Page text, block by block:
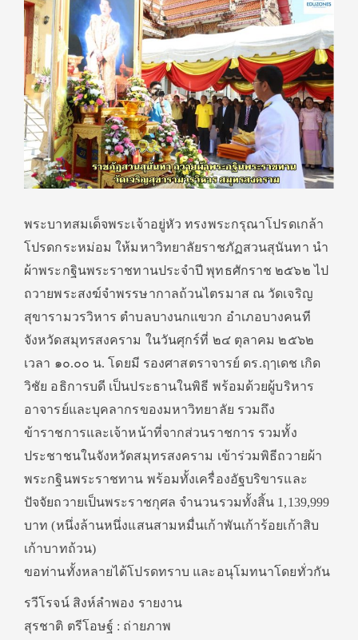
พระบาทสมเด็จพระเจ้าอยู่หัว ทรงพระกรุณาโปรดเกล้า
โปรดกระหม่อม ให้มหาวิทยาลัยราชภัฏสวนสุนันทา นำ
ผ้าพระกฐินพระราชทานประจำปี พุทธศักราช ๒๕๖๒ ไป
ถวายพระสงฆ์จำพรรษากาลถ้วนไตรมาส ณ วัดเจริญ
สุขารามวรวิหาร ตำบลบางนกแขวก อำเภอบางคนที
จังหวัดสมุทรสงคราม ในวันศุกร์ที่ ๒๔ ตุลาคม ๒๕๖๒
เวลา ๑๐.๐๐ น. โดยมี รองศาสตราจารย์ ดร.ฤๅเดช เกิด
วิชัย อธิการบดี เป็นประธานในพิธี พร้อมด้วยผู้บริหาร
อาจารย์และบุคลากรของมหาวิทยาลัย รวมถึง
ข้าราชการและเจ้าหน้าที่จากส่วนราชการ รวมทั้ง
ประชาชนในจังหวัดสมุทรสงคราม เข้าร่วมพิธีถวายผ้า
พระกฐินพระราชทาน พร้อมทั้งเครื่องอัฐบริขารและ
ปัจจัยถวายเป็นพระราชกุศล จำนวนรวมทั้งสิ้น 1,139,999
บาท (หนึ่งล้านหนึ่งแสนสามหมื่นเก้าพันเก้าร้อยเก้าสิบ
เก้าบาทถ้วน)
ขอท่านทั้งหลายได้โปรดทราบ และอนุโมทนาโดยทั่วกัน
รวีโรจน์ สิงห์ลำพอง รายงาน
สุรชาติ ตรีโอษฐ์ : ถ่ายภาพ